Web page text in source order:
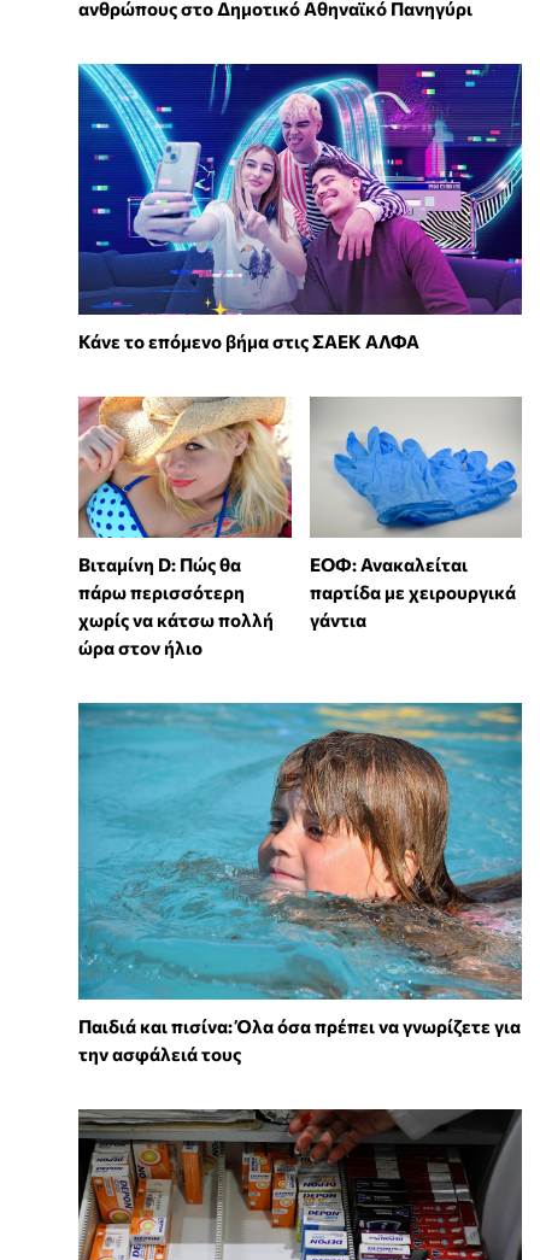
ανθρώπους στο Δημοτικό Αθηναϊκό Πανηγύρι
Κάνε το επόμενο βήμα στις ΣΑΕΚ ΑΛΦΑ
Βιταμίνη D: Πώς θα
πάρω περισσότερη
χωρίς να κάτσω πολλή
ώρα στον ήλιο
ΕΟΦ: Ανακαλείται
παρτίδα με χειρουργικά
γάντια
Παιδιά και πισίνα: Όλα όσα πρέπει να γνωρίζετε για
την ασφάλειά τους